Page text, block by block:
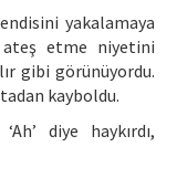
yakalamaya
ateş etme niyetini
gibi görünüyordu.
kayboldu.
diye haykırdı,